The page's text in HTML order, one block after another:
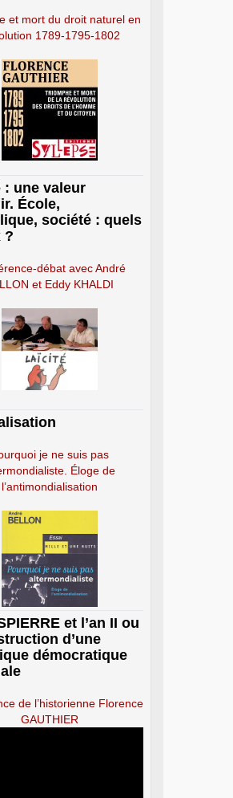
et mort du droit naturel en
1789-1795-1802
: une valeur
École,
société : quels
?
débat avec André
et Eddy KHALDI
je ne suis pas
Éloge de
l’antimondialisation
et l’an II ou
d’une
démocratique
de l’historienne Florence
GAUTHIER